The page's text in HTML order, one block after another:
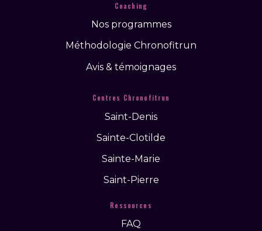
Coaching
Nos programmes
Méthodologie Chronofitrun
Avis & témoignages
Centres Chronofitrun
Saint-Denis
Sainte-Clotilde
Sainte-Marie
Saint-Pierre
Ressources
FAQ